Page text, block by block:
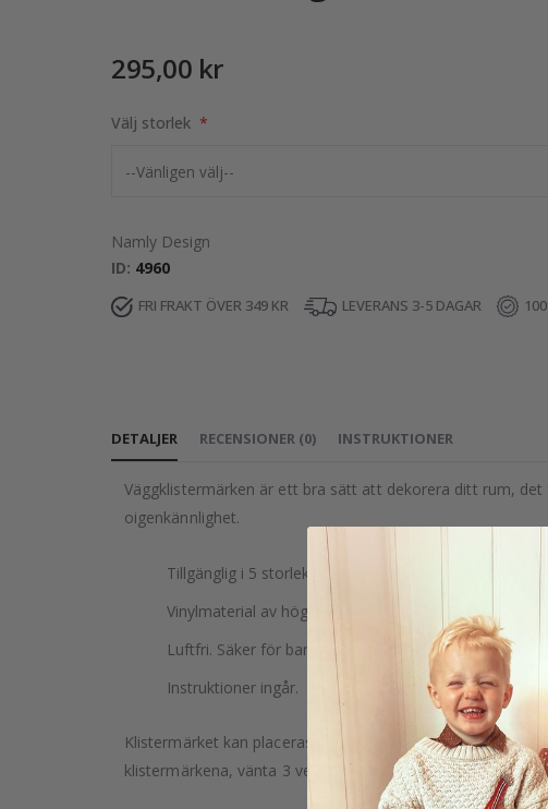
295,00 kr
Välj storlek
Namly Design
ID 4960
FRI FRAKT ÖVER 349 KR LEVERANS 3-5 DAGAR
DETALJER
Väggklistermärken är ett bra sätt att dekorera ditt rum,
oigenkännlighet.
Tillgänglig i 5 storlekar. Klistermärken i storlekarna
Vinylmaterial av högsta kvalitet.
Luftfri. Säker för barn. Säker för inomhusbruk.
Instruktioner ingår.
Klistermärket kan placeras på vilken slät yta som helst,
klistermärkena, vänta 3 veckor efter att du målat
RECENSIONER (0) INSTRUKTIONER